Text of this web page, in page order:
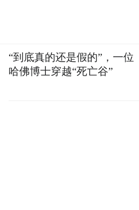
“到底真的还是假的”，一位
哈佛博士穿越“死亡谷”